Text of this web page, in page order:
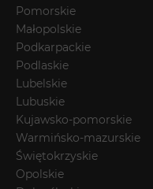
Pomorskie
Małopolskie
Podkarpackie
Podlaskie
Lubelskie
Lubuskie
Kujawsko-pomorskie
Warmińsko-mazurskie
Świętokrzyskie
Opolskie